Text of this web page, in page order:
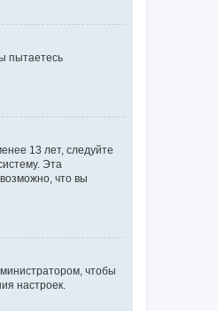
пытаетесь
13 лет, следуйте
Эта
что вы
чтобы
настроек.